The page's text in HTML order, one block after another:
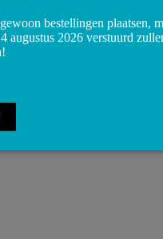
bestellingen plaatsen,
augustus 2026 verstuurd